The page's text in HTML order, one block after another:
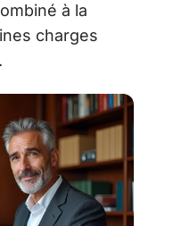
à la
charges